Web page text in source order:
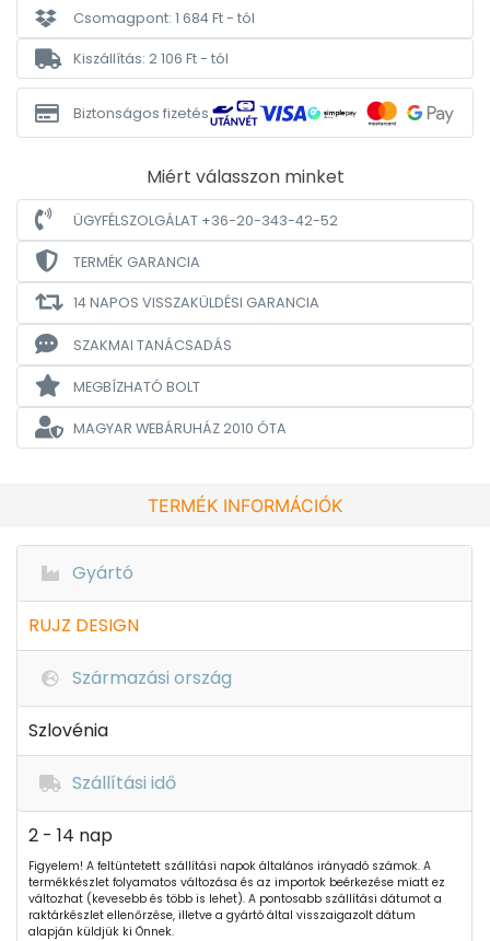
Csomagpont: 1 684 Ft - tól
Kiszállítás: 2 106 Ft - tól
Biztonságos fizetés
Miért válasszon minket
ÜGYFÉLSZOLGÁLAT +36-20-343-42-52
TERMÉK GARANCIA
14 NAPOS VISSZAKÜLDÉSI GARANCIA
SZAKMAI TANÁCSADÁS
MEGBÍZHATÓ BOLT
MAGYAR WEBÁRUHÁZ2010 ÓTA
TERMÉK INFORMÁCIÓK
Gyártó
RUJZ DESIGN
Származási ország
Szlovénia
Szállítási idő
2 - 14 nap
Figyelem! A feltüntetett szállítási napok általános irányadó számok. A
termékkészlet folyamatos változása és az importok beérkezése miatt ez
változhat (kevesebb és több is lehet). A pontosabb szállítási dátumot a
raktárkészlet ellenőrzése, illetve a gyártó által visszaigazolt dátum
alapján küldjük ki Önnek.